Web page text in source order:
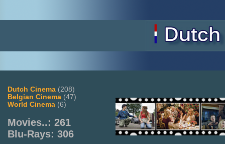
Dutch Cinema (208)
Belgian Cinema (47)
World Cinema (6)
Movies..: 261
Blu-Rays: 306